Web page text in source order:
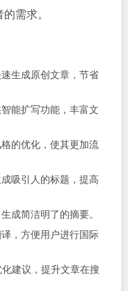
需求。
生成原创文章，节省
能扩写功能，丰富文
的优化，使其更加流
吸引人的标题，提高
成简洁明了的摘要。
，方便用户进行国际
建议，提升文章在搜